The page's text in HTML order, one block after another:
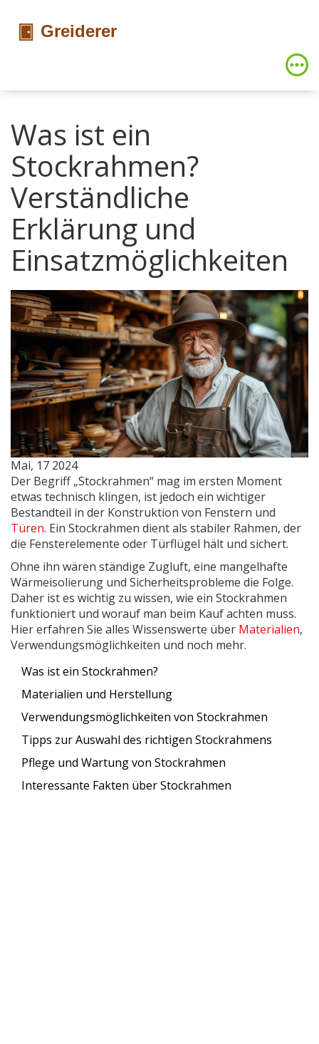
Was ist ein
Stockrahmen?
Verständliche
Erklärung und
Einsatzmöglichkeiten
Mai, 17 2024
Der Begriff „Stockrahmen“ mag im ersten Moment
etwas technisch klingen, ist jedoch ein wichtiger
Bestandteil in der Konstruktion von Fenstern und
Türen. Ein Stockrahmen dient als stabiler Rahmen, der
die Fensterelemente oder Türflügel hält und sichert.
Ohne ihn wären ständige Zugluft, eine mangelhafte
Wärmeisolierung und Sicherheitsprobleme die Folge.
Daher ist es wichtig zu wissen, wie ein Stockrahmen
funktioniert und worauf man beim Kauf achten muss.
Hier erfahren Sie alles Wissenswerte über Materialien,
Verwendungsmöglichkeiten und noch mehr.
Was ist ein Stockrahmen?
Materialien und Herstellung
Verwendungsmöglichkeiten von Stockrahmen
Tipps zur Auswahl des richtigen Stockrahmens
Pflege und Wartung von Stockrahmen
Interessante Fakten über Stockrahmen